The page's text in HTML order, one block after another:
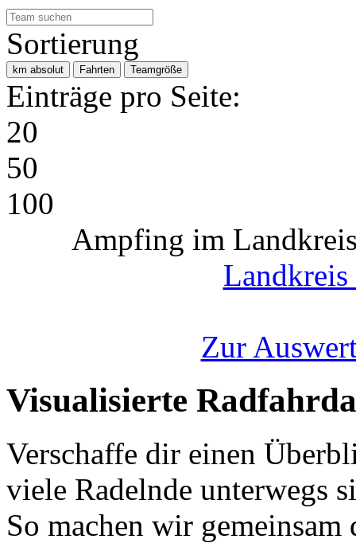
Sortierung
km absolut Fahrten Teamgröße
Einträge pro Seite:
20
50
100
Ampfing im
Zur
Visualisierte
Verschaffe dir einen
viele Radelnde unterwegs
So machen wir